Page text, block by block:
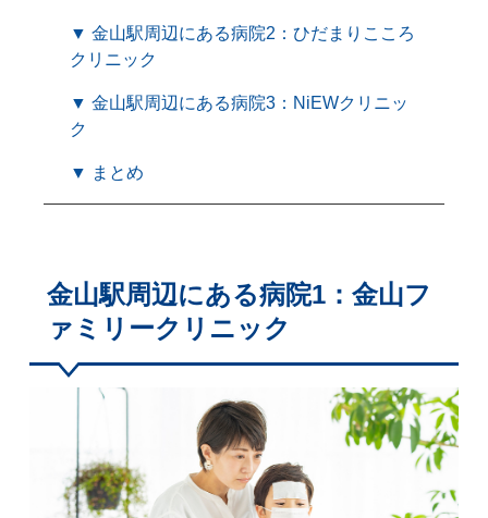
▼ 金山駅周辺にある病院2：ひだまりこころ
クリニック
▼ 金山駅周辺にある病院3：NiEWクリニッ
ク
▼ まとめ
金山駅周辺にある病院1：金山フ
ァミリークリニック